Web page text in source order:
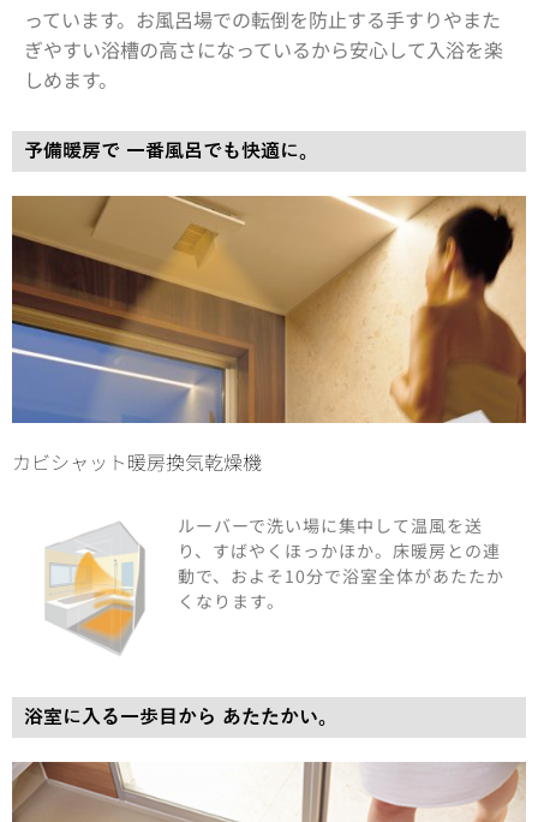
っています。お風呂場での転倒を防止する手すりやまた
ぎやすい浴槽の高さになっているから安心して入浴を楽
しめます。
予備暖房で 一番風呂でも快適に。
カビシャット暖房換気乾燥機
ルーバーで洗い場に集中して温風を送
り、すばやくほっかほか。床暖房との連
動で、およそ10分で浴室全体があたたか
くなります。
浴室に入る一歩目から あたたかい。